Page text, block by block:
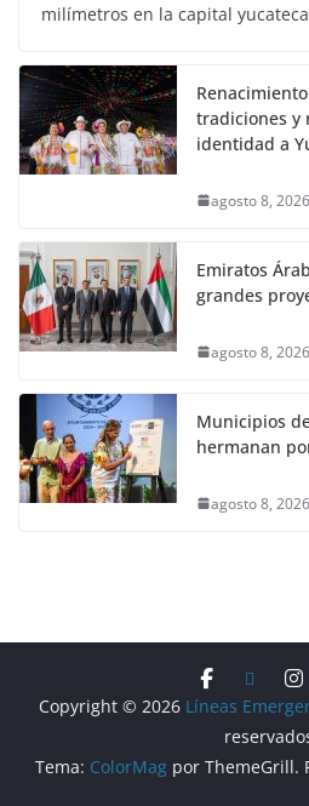
milímetros en la capital
tradiciones y
identidad a
agosto 8, 2026
Emiratos
grandes
agosto 8, 2026
Municipios
hermanan
agosto 8, 2026
Copyright © 2026 Líneas
Tema: ColorMagpor ThemeGrill.